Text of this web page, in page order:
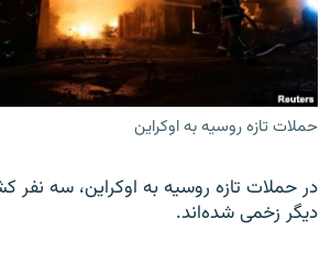
حملات تازه روسیه به اوکراین
در حملات تازه روسیه به اوکراین، سه نفر
دیگر زخمی شده‌اند.